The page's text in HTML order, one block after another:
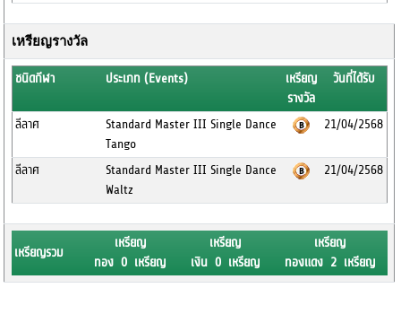
เหรียญรางวัล
ชนิดกีฬา ประเภท (Events)
เหรียญ
รางวัล
วันที่ได้รับ
ลีลาศ
Standard Master III Single Dance
Tango
21/04/2568
ลีลาศ
Standard Master III Single Dance
Waltz
21/04/2568
เหรียญรวม
เหรียญ
ทอง 0 เหรียญ
เหรียญ
เงิน 0 เหรียญ
เหรียญ
ทองแดง 2 เหรียญ